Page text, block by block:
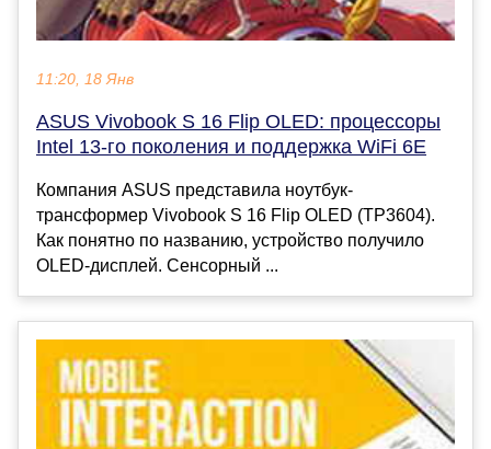
11:20, 18 Янв
ASUS Vivobook S 16 Flip OLED: процессоры
Intel 13-го поколения и поддержка WiFi 6E
Компания ASUS представила ноутбук-
трансформер Vivobook S 16 Flip OLED (TP3604).
Как понятно по названию, устройство получило
OLED-дисплей. Сенсорный ...